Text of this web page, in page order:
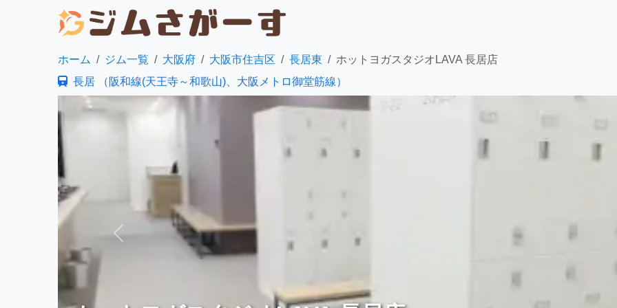
ホーム ジム一覧 大阪府 大阪市住吉区 長居東
ホットヨガスタジオLAVA 長居店
長居 （阪和線(天王寺～和歌山)、大阪メトロ御堂筋線）
前へ